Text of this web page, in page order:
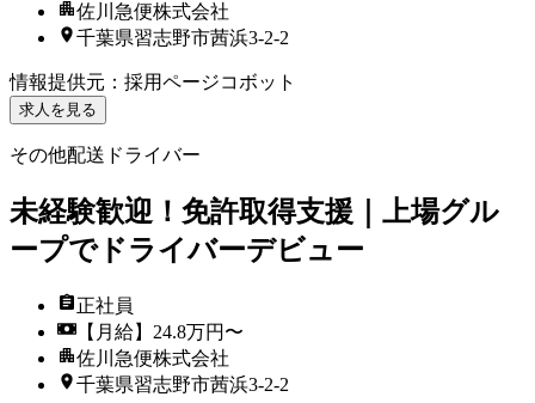
佐川急便株式会社
千葉県習志野市茜浜3-2-2
情報提供元 ： 採用ページコボット
求人を見る
その他配送ドライバー
未経験歓迎！免許取得支援｜上場グル
ープでドライバーデビュー
正社員
【月給】24.8万円〜
佐川急便株式会社
千葉県習志野市茜浜3-2-2